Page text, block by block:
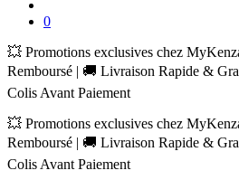
0
💥 Promotions exclusives chez
Remboursé | 🚚 Livraison Rapide &
Colis Avant Paiement
💥 Promotions exclusives chez
Remboursé | 🚚 Livraison Rapide &
Colis Avant Paiement